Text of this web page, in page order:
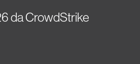
da CrowdStrike